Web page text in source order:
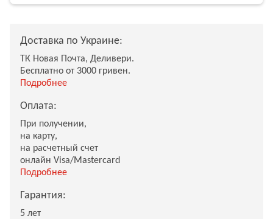
Доставка по Украине:
ТК Новая Почта, Деливери.
Бесплатно от 3000 гривен.
Подробнее
Оплата:
При получении,
на карту,
на расчетный счет
онлайн Visa/Mastercard
Подробнее
Гарантия:
5 лет